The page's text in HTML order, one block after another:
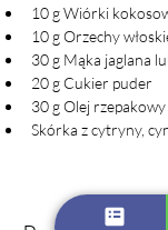
10 g Wiórki
10 g Orzechy
30 g Mąka jaglana
20 g Cukier puder
30 g Olej rzepakowy
Skórka z cytryny,